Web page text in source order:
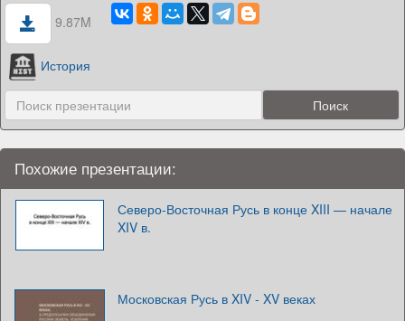
9.87M
История
Похожие презентации:
Северо-Восточная Русь в конце XIII — начале
XIV в.
Московская Русь в XIV - XV веках